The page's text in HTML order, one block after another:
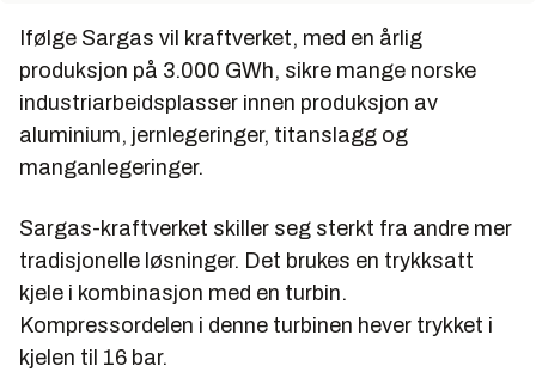
Ifølge Sargas vil kraftverket, med en årlig
produksjon på 3.000 GWh, sikre mange norske
industriarbeidsplasser innen produksjon av
aluminium, jernlegeringer, titanslagg og
manganlegeringer.
Sargas-kraftverket skiller seg sterkt fra andre mer
tradisjonelle løsninger. Det brukes en trykksatt
kjele i kombinasjon med en turbin.
Kompressordelen i denne turbinen hever trykket i
kjelen til 16 bar.